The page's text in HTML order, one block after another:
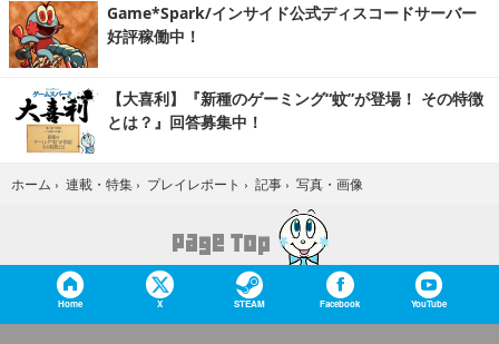
Game*Spark/インサイド公式ディスコードサーバー
好評稼働中！
【大喜利】『新種のゲーミング“蚊”が登場！ その特徴
とは？』回答募集中！
ホーム › 連載・特集 › プレイレポート › 記事 › 写真・画像
Home X STEAM Facebook YouTube